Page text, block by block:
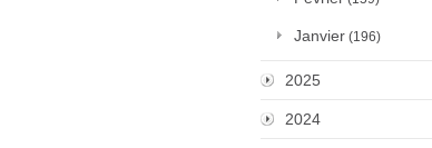
Janvier (196)
2025
2024